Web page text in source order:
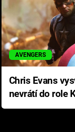
AVENGERS
Chris Evans
nevrátí do role
Ameriky